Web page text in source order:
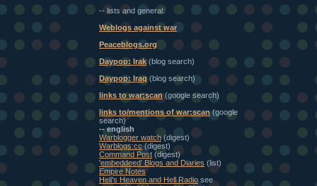
-- lists and general:
Weblogs against war
Peaceblogs.org
Daypop: Irak(blog search)
Daypop: Iraq (blog search)
links to war:scan(google search)
links to/mentions of war:scan (google
search)
-- english
Warblogger watch (digest)
Warblogs:cc (digest)
Command Post (digest)
'embeddeed' Blogs and Diaries (list)
Empire Notes
Heli's Heaven and Hell Radio see